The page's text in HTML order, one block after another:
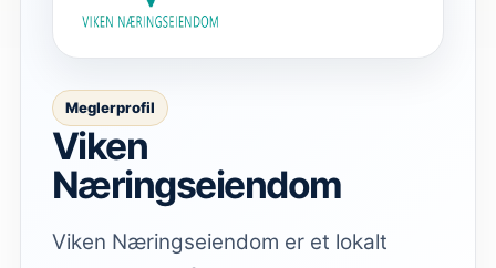
Meglerprofil
Viken
Næringseiendom
Viken Næringseiendom er et lokalt